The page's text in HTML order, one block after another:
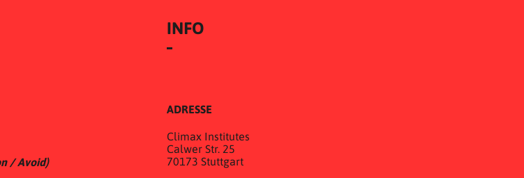
/ Avoid)
INFO
ADRESSE
Climax Institutes
Calwer Str. 25
70173 Stuttgart